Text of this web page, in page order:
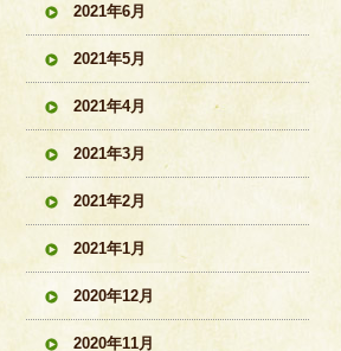
2021年6月
2021年5月
2021年4月
2021年3月
2021年2月
2021年1月
2020年12月
2020年11月